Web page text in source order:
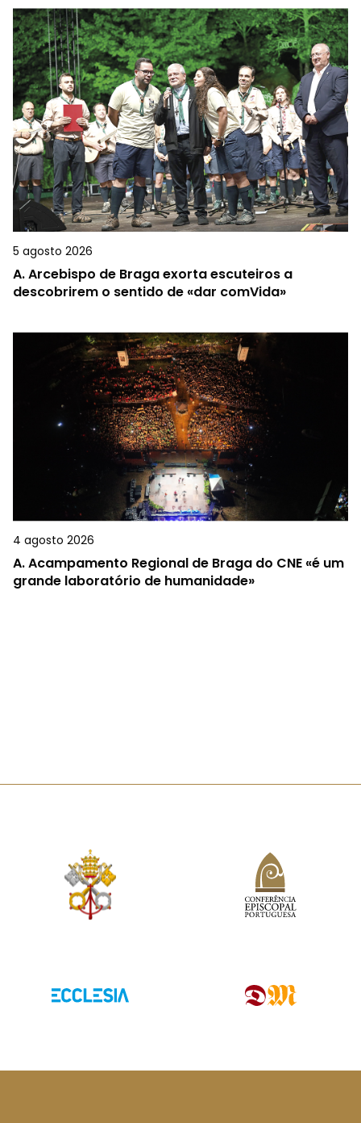
5 agosto 2026
A.Arcebispo de Braga exorta escuteiros a
descobrirem o sentido de «dar comVida»
4 agosto 2026
A.Acampamento Regional de Braga do CNE «é um
grande laboratório de humanidade»